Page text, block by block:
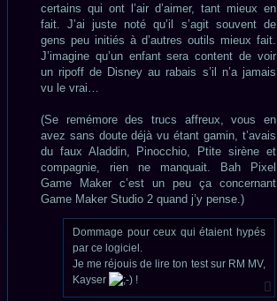
certains qui ont l’air d’aimer, tant mieux en
fait. J’ai juste noté qu’il s’agit souvent de
gens peu initiés à d’autres outils mieux fait.
J’imagine qu’un enfant sera content de voir
un ripoff de Disney au rabais s’il n’a jamais
vu le vrai…
(Se remémore des trucs affreux, vous en
avez sans doute déjà vu étant gamin, t’avais
du faux Aladdin, Pinocchio, Ptite sirène et
compagnie, rien ne manquait. Bah Pixel
Game Maker c’est un peu ça concernant
Game Maker Studio 2 quand j’y pense.)
Dommage pour ceux qui étaient hypés
par ce logiciel.
Je me réjouis de lire ton test sur RM MV,
Kayser
!